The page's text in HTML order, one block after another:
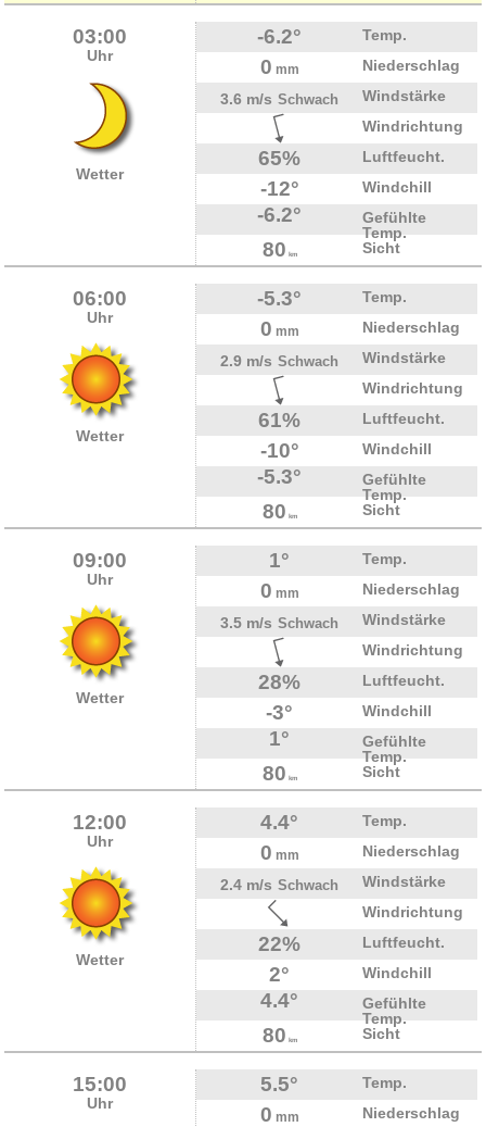
03:00
Uhr
Wetter
-6.2° Temp.
0 mm
Niederschlag
3.6 m/s Schwach
Windstärke
Windrichtung
65% Luftfeucht.
-12° Windchill
-6.2°
Gefühlte
Temp.
80 km Sicht
06:00
Uhr
Wetter
-5.3° Temp.
0 mm
Niederschlag
2.9 m/s Schwach
Windstärke
Windrichtung
61% Luftfeucht.
-10° Windchill
-5.3°
Gefühlte
Temp.
80 km Sicht
09:00
Uhr
Wetter
1° Temp.
0 mm
Niederschlag
3.5 m/s Schwach
Windstärke
Windrichtung
28% Luftfeucht.
-3° Windchill
1°
Gefühlte
Temp.
80 km Sicht
12:00
Uhr
Wetter
4.4° Temp.
0 mm
Niederschlag
2.4 m/s Schwach
Windstärke
Windrichtung
22% Luftfeucht.
2° Windchill
4.4°
Gefühlte
Temp.
80 km Sicht
15:00
Uhr
5.5° Temp.
0 mm
Niederschlag